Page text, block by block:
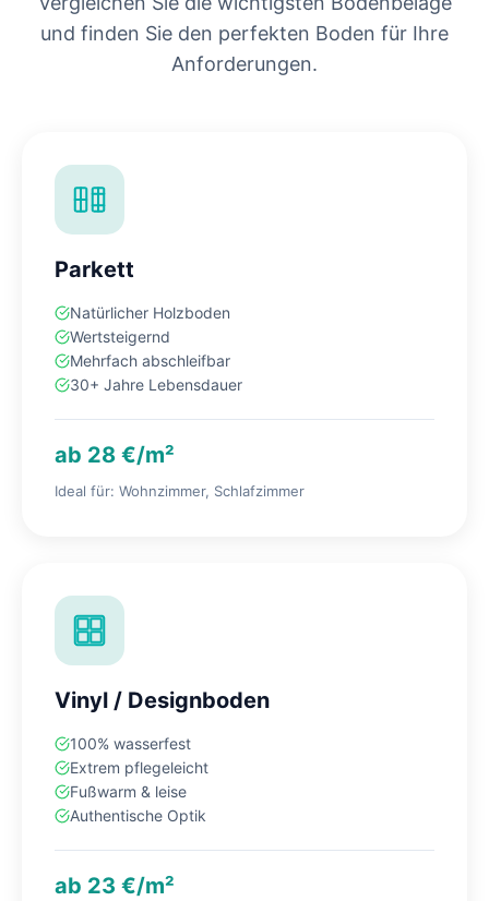
und finden Sie den perfekten Boden für Ihre
Anforderungen.
Parkett
Natürlicher Holzboden
Wertsteigernd
Mehrfach abschleifbar
30+ Jahre Lebensdauer
ab 28 €/m²
Ideal für: Wohnzimmer, Schlafzimmer
Vinyl / Designboden
100% wasserfest
Extrem pflegeleicht
Fußwarm & leise
Authentische Optik
ab 23 €/m²